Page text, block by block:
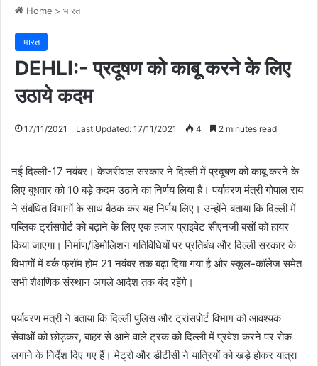
Home > भारत
भारत
DEHLI:- प्रदूषण को काबू करने के लिए
उठाये कदम
17/11/2021 Last Updated: 17/11/2021 4 2 minutes read
नई दिल्ली-17 नवंबर। केजरीवाल सरकार ने दिल्ली में प्रदूषण को काबू करने के
लिए बुधवार को 10 बड़े कदम उठाने का निर्णय लिया है। पर्यावरण मंत्री गोपाल राय
ने संबंधित विभागों के साथ बैठक कर यह निर्णय लिए। उन्होंने बताया कि दिल्ली में
पब्लिक ट्रांसपोर्ट को बढ़ाने के लिए एक हजार प्राइवेट सीएनजी बसों को हायर
किया जाएगा। निर्माण/डिमोलिशन गतिविधियों पर प्रतिबंध और दिल्ली सरकार के
विभागों में वर्क फ्रॉम होम 21 नवंबर तक बढ़ा दिया गया है और स्कूल-कॉलेज समेत
सभी शैक्षणिक संस्थान अगले आदेश तक बंद रहेंगे।
पर्यावरण मंत्री ने बताया कि दिल्ली पुलिस और ट्रांसपोर्ट विभाग को आवश्यक
सेवाओं को छोड़कर, बाहर से आने वाले ट्रक को दिल्ली में प्रवेश करने पर रोक
लगाने के निर्देश दिए गए हैं। मेट्रो और डीटीसी ने यात्रियों को खड़े होकर यात्रा